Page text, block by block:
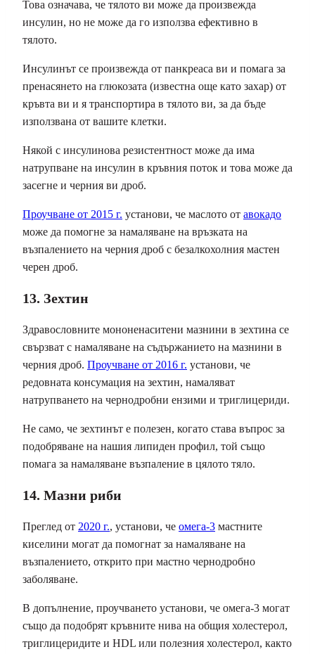
Това означава, че тялото ви може да произвежда
инсулин, но не може да го използва ефективно в
тялото.
Инсулинът се произвежда от панкреаса ви и помага за
пренасянето на глюкозата (известна още като захар) от
кръвта ви и я транспортира в тялото ви, за да бъде
използвана от вашите клетки.
Някой с инсулинова резистентност може да има
натрупване на инсулин в кръвния поток и това може да
засегне и черния ви дроб.
Проучване от 2015 г. установи, че маслото от авокадо
може да помогне за намаляване на връзката на
възпалението на черния дроб с безалкохолния мастен
черен дроб.
13. Зехтин
Здравословните мононенаситени мазнини в зехтина се
свързват с намаляване на съдържанието на мазнини в
черния дроб. Проучване от 2016 г. установи, че
редовната консумация на зехтин, намаляват
натрупването на чернодробни ензими и триглицериди.
Не само, че зехтинът е полезен, когато става въпрос за
подобряване на нашия липиден профил, той също
помага за намаляване възпаление в цялото тяло.
14. Мазни риби
Преглед от 2020 г., установи, че омега-3 мастните
киселини могат да помогнат за намаляване на
възпалението, открито при мастно чернодробно
заболяване.
В допълнение, проучването установи, че омега-3 могат
също да подобрят кръвните нива на общия холестерол,
триглицеридите и HDL или полезния холестерол, както